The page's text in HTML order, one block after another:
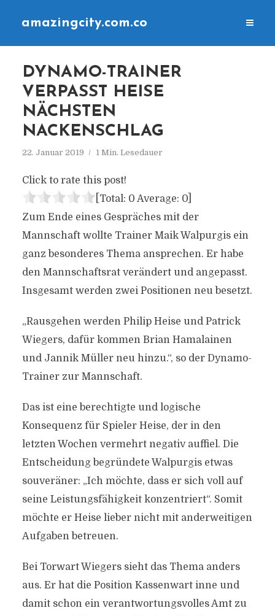
amazingcity.com.co
DYNAMO-TRAINER
VERPASST HEISE
NÄCHSTEN
NACKENSCHLAG
22. Januar 2019 1 Min. Lesedauer
Click to rate this post!
[Total: 0 Average: 0]
Zum Ende eines Gespräches mit der
Mannschaft wollte Trainer Maik Walpurgis ein
ganz besonderes Thema ansprechen. Er habe
den Mannschaftsrat verändert und angepasst.
Insgesamt werden zwei Positionen neu besetzt.
„Rausgehen werden Philip Heise und Patrick
Wiegers, dafür kommen Brian Hamalainen
und Jannik Müller neu hinzu.“, so der Dynamo-
Trainer zur Mannschaft.
Das ist eine berechtigte und logische
Konsequenz für Spieler Heise, der in den
letzten Wochen vermehrt negativ auffiel. Die
Entscheidung begründete Walpurgis etwas
souveräner: „Ich möchte, dass er sich voll auf
seine Leistungsfähigkeit konzentriert“. Somit
möchte er Heise lieber nicht mit anderweitigen
Aufgaben betreuen.
Bei Torwart Wiegers sieht das Thema anders
aus. Er hat die Position Kassenwart inne und
damit schon ein verantwortungsvolles Amt zu